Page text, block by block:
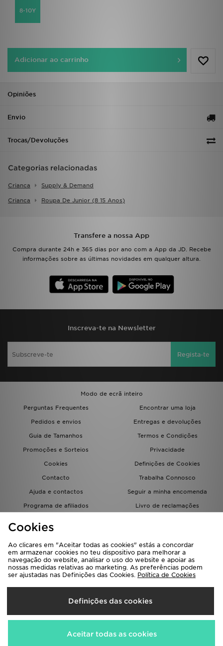
8-10Y
Adicionar ao carrinho
Opiniões
Envio
Trocas/Devoluções
Categorias relacionadas
Crianca Supply & Demand
Crianca Roupa De Junior (8 15 Anos)
Transfere a nossa App
Compra durante 24h e 365 dias por ano com a App da JD. Recebe
informações sobre as últimas novidades em qualquer altura.
Inscreva-te na Newsletter
Regista-te
Modo de ecrã inteiro
Perguntas Frequentes
Encontrar uma loja
Pedidos e envios
Entregas e devoluções
Guia de Tamanhos
Termos e Condições
Promoções e Sorteios
Privacidade
Cookies
Definições de Cookies
Contacto
Trabalha Connosco
Ajuda e contactos
Seguir a minha encomenda
Programa de afiliados
Livro de reclamações
Seleciona O País
Portugal
Aceitamos os seguintes métodos de pagamento
Cookies
Ao clicares em "Aceitar todas as cookies" estás a concordar
em armazenar cookies no teu dispositivo para melhorar a
navegação do website, analisar o uso do website e apoiar as
nossas medidas relativas ao marketing. As preferências podem
ser ajustadas nas Definições das Cookies. Política de Cookies
Definições das cookies
Aceitar todas as cookies